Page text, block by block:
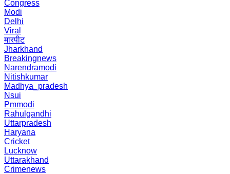
Congress
Modi
Delhi
Viral
मारपीट
Jharkhand
Breakingnews
Narendramodi
Nitishkumar
Madhya_pradesh
Nsui
Pmmodi
Rahulgandhi
Uttarpradesh
Haryana
Cricket
Lucknow
Uttarakhand
Crimenews